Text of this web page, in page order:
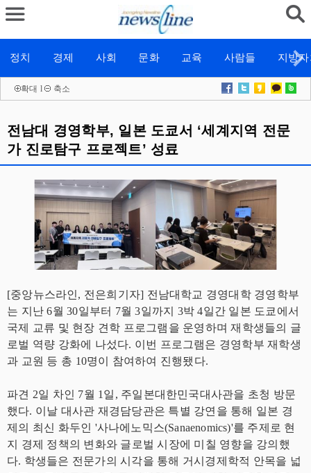
정치 경제 사회 문화 교육 사람들 지방
확대 l 축소
전남대 경영학부, 일본 도쿄서 ‘세계지역 전문
가 진로탐구 프로젝트’ 성료
[중앙뉴스라인, 전은희기자] 전남대학교 경영대학 경영학부
는 지난 6월 30일부터 7월 3일까지 3박 4일간 일본 도쿄에서
국제 교류 및 현장 견학 프로그램을 운영하며 재학생들의 글
로벌 역량 강화에 나섰다. 이번 프로그램은 경영학부 재학생
과 교원 등 총 10명이 참여하여 진행됐다.
파견 2일 차인 7월 1일, 주일본대한민국대사관을 초청 방문
했다. 이날 대사관 재경담당관은 특별 강연을 통해 일본 경
제의 최신 화두인 '사나에노믹스(Sanaenomics)'를 주제로 현
지 경제 정책의 변화와 글로벌 시장에 미칠 영향을 강의했
다. 학생들은 전문가의 시각을 통해 거시경제학적 안목을 넓